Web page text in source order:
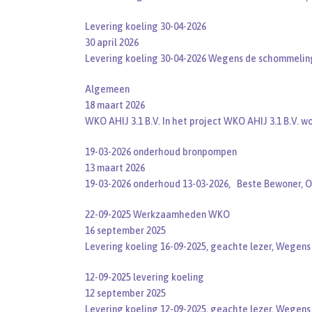
Levering koeling 30-04-2026
30 april 2026
Levering koeling 30-04-2026 Wegens de
Algemeen
18 maart 2026
WKO AHIJ 3.1 B.V. In het project WKO AHIJ 3.1 B.V.
19-03-2026 onderhoud bronpompen
13 maart 2026
19-03-2026 onderhoud 13-03-2026, Beste Bewoner,
22-09-2025 Werkzaamheden WKO
16 september 2025
Levering koeling 16-09-2025, geachte lezer, Wegens
12-09-2025 levering koeling
12 september 2025
Levering koeling 12-09-2025, geachte lezer, Wegens